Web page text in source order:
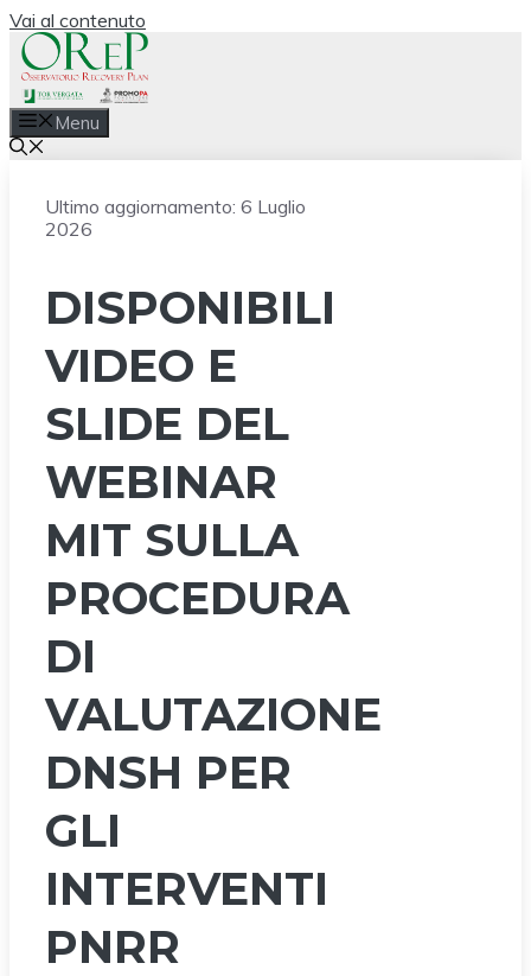
Vai al contenuto
Menu
Ultimo aggiornamento: 6 Luglio
2026
DISPONIBILI
VIDEO E
SLIDE DEL
WEBINAR
MIT SULLA
PROCEDURA
DI
VALUTAZIONE
DNSH PER
GLI
INTERVENTI
PNRR